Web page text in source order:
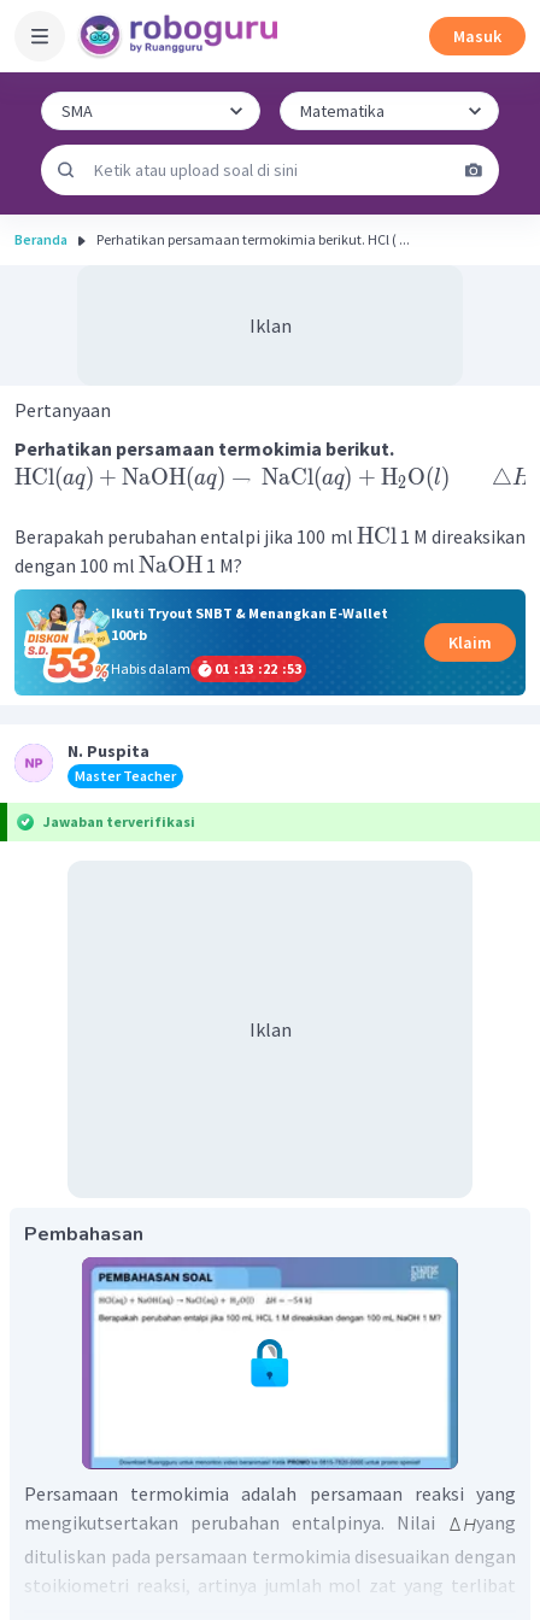
Masuk
Beranda Perhatikan persamaan termokimia berikut. HCl ( ...
Iklan
Pertanyaan
Perhatikan persamaan termokimia berikut.
HCl(aq) + NaOH(aq) → NaCl(aq) + H2O(l) △H
Berapakah perubahan entalpi jika 100 ml HCl1 M direaksikan
dengan 100 ml NaOH 1 M?
Ikuti Tryout SNBT & Menangkan E-Wallet
100rb
Habis dalam
01 :13 :22 :53
Klaim
N. Puspita
Master Teacher
Jawaban terverifikasi
Iklan
Pembahasan
Persamaan termokimia adalah persamaan reaksi yang
mengikutsertakan perubahan entalpinya. Nilai
yang
dituliskan pada persamaan termokimia disesuaikan dengan
stoikiometri reaksi, artinya jumlah mol zat yang terlibat